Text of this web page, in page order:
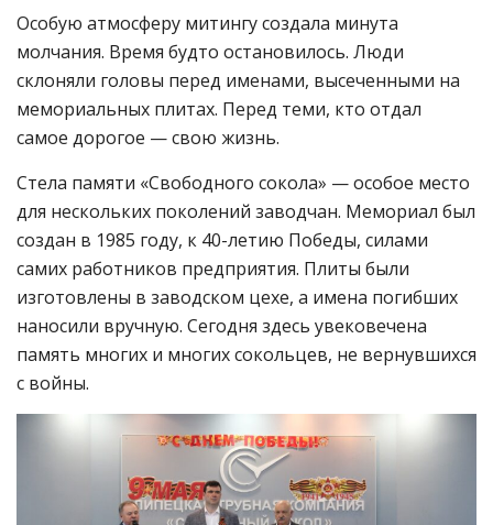
Особую атмосферу митингу создала минута
молчания. Время будто остановилось. Люди
склоняли головы перед именами, высеченными на
мемориальных плитах. Перед теми, кто отдал
самое дорогое — свою жизнь.
Стела памяти «Свободного сокола» — особое место
для нескольких поколений заводчан. Мемориал был
создан в 1985 году, к 40-летию Победы, силами
самих работников предприятия. Плиты были
изготовлены в заводском цехе, а имена погибших
наносили вручную. Сегодня здесь увековечена
память многих и многих сокольцев, не вернувшихся
с войны.